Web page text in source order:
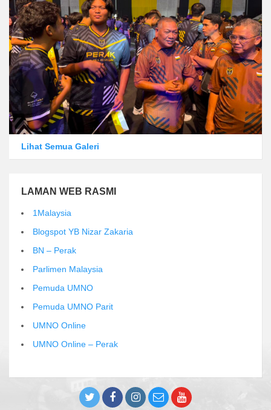
Lihat Semua Galeri
LAMAN WEB RASMI
1Malaysia
Blogspot YB Nizar Zakaria
BN – Perak
Parlimen Malaysia
Pemuda UMNO
Pemuda UMNO Parit
UMNO Online
UMNO Online – Perak